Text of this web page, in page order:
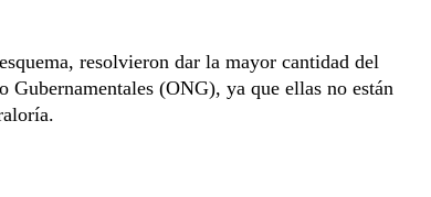
resolvieron dar la mayor cantidad del
Gubernamentales (ONG), ya que ellas no están